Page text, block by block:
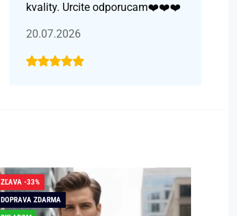
kvality. Urcite odporucam❤️❤️❤️
20.07.2026
ZĽAVA -33%
DOPRAVA ZDARMA